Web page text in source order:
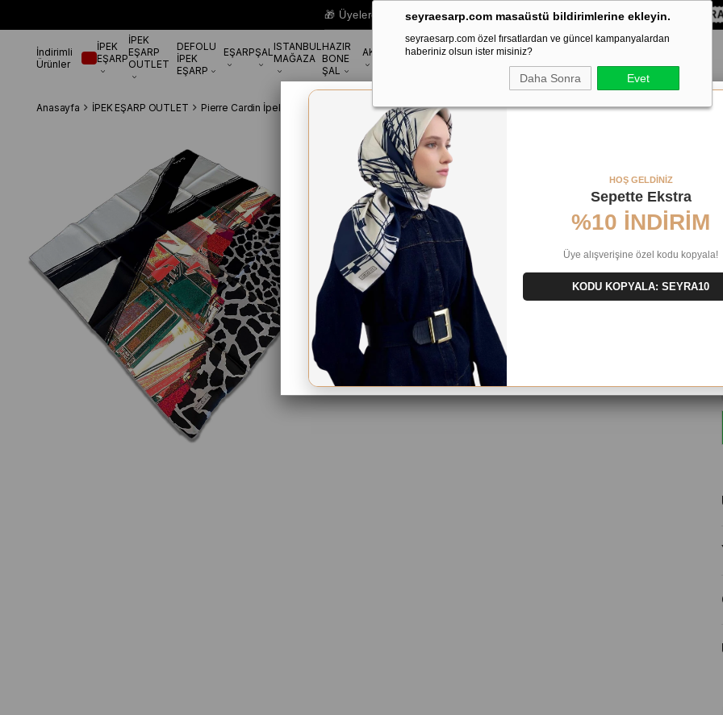
seyraesarp.com masaüstü bildirimlerine ekleyin.
seyraesarp.com özel fırsatlardan ve güncel kampanyalardan
haberiniz olsun ister misiniz?
Daha Sonra Evet
🎁 Üyelere Özel Sepette%10 EKSTRA İNDİRİM HEDİYE ÇEKİ! KOD:
İndirimli
Ürünler
İPEK
EŞARP
İPEK
EŞARP
OUTLET
DEFOLU
İPEK
EŞARP
EŞARPŞALISTANBUL
MAĞAZA
HAZIR
BONE
ŞAL
AKSESUARMARKALAR
Anasayfa İPEK EŞARP OUTLET Pierre Cardin İpek Eşarp Pierre Cardin Gri Karma Desenli Tivil İpek Eşarp 8418438 - 971
HOŞ GELDİNİZ
Sepette Ekstra
%10 İNDİRİM
Üye alışverişine özel kodu kopyala!
KODU KOPYALA: SEYRA10